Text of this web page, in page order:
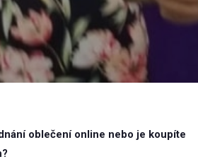
oblečení online nebo je koupíte